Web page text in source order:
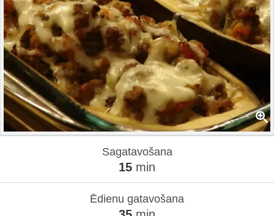
Sagatavošana
15 min
Ēdienu gatavošana